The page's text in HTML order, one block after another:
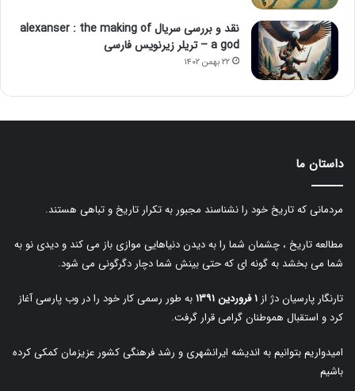
نقد و بررسی سریال alexanser : the making of
a god – تریلر زیرنویس فارسی
۲۲ بهمن ۱۴۰۲
داستان ما
مردمانی که تاریخ خود را نشناسند مجبور به تکرار تاریخ و تباهی هستند.
مطالعه تاریخ ، چشمان شما را به دیدن دنیاهایی موازی باز می کند و دیدی نو به
شما می بخشد به گونه ای که حتی بینش شما دچار دگرگونی می شود.
تارنگار پارسیان دژ از ۱ فروردین ۱۳۹۱
به طور رسمی کار خود را در وب پارسی آغاز
کرد و استقبال هموطنان گرامی قرار گرفت.
امیدواریم بتوانیم به اندیشه ایرانشهری و رشد فرهنگی کشور عزیزمان کمکی کرده
باشیم